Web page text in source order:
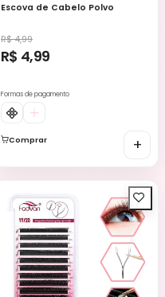
Escova de Cabelo Polvo
R$ 4,99
R$ 4,99
Formas de pagamento
Comprar +